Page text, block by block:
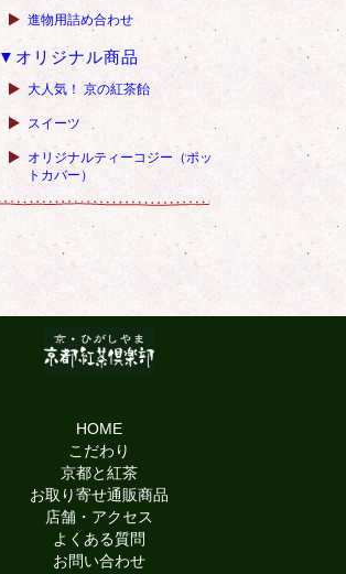
進物用詰め合わせ
▼オリジナル商品
大人気！ 京の紅茶飴
スイーツ
オリジナルティーコジー（ポッ
トカバー）
HOME
こだわり
京都と紅茶
お取り寄せ通販商品
店舗・アクセス
よくある質問
お問い合わせ